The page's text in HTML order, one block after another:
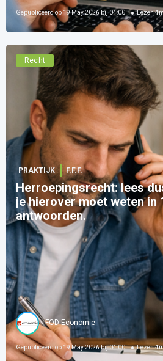
Gepubliceerd op 19 May 2026 bij 04:00 Lezen4
Recht
PRAKTIJK F.F.F.
Herroepingsrecht: lees
je hierover moet weten in
antwoorden.
FOD Economie
Gepubliceerd op19 May 2026 bij 04:00 Lezen4